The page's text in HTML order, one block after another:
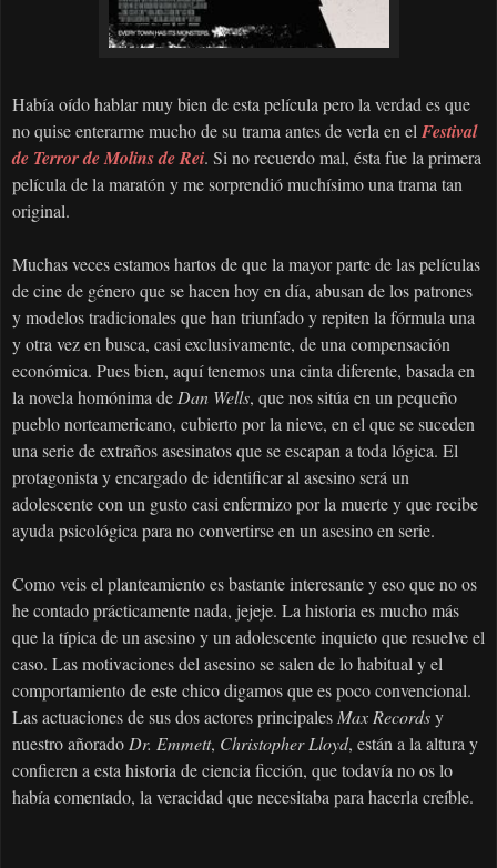
Había oído hablar muy bien de esta película pero la verdad es que
no quise enterarme mucho de su trama antes de verla en elFestival
de Terror de Molins de Rei. Si no recuerdo mal, ésta fue la primera
película de la maratón y me sorprendió muchísimo una trama tan
original.
Muchas veces estamos hartos de que la mayor parte de las películas
de cine de género que se hacen hoy en día, abusan de los patrones
y modelos tradicionales que han triunfado y repiten la fórmula una
y otra vez en busca, casi exclusivamente, de una compensación
económica. Pues bien, aquí tenemos una cinta diferente, basada en
la novela homónima deDan Wells, que nos sitúa en un pequeño
pueblo norteamericano, cubierto por la nieve, en el que se suceden
una serie de extraños asesinatos que se escapan a toda lógica. El
protagonista y encargado de identificar al asesino será un
adolescente con un gusto casi enfermizo por la muerte y que recibe
ayuda psicológica para no convertirse en un asesino en serie.
Como veis el planteamiento es bastante interesante y eso que no os
he contado prácticamente nada, jejeje. La historia es mucho más
que la típica de un asesino y un adolescente inquieto que resuelve el
caso. Las motivaciones del asesino se salen de lo habitual y el
comportamiento de este chico digamos que es poco convencional.
Las actuaciones de sus dos actores principalesMax Recordsy
nuestro añoradoDr. Emmett, Christopher Lloyd, están a la altura y
confieren a esta historia de ciencia ficción, que todavía no os lo
había comentado, la veracidad que necesitaba para hacerla creíble.